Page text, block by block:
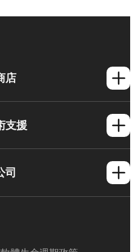
店
支援
司